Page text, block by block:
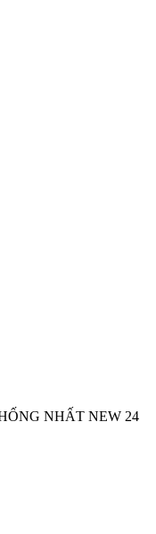
NHẤT NEW 24